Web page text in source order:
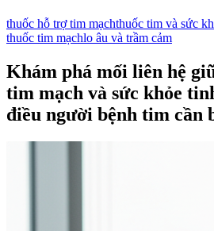
thuốc hỗ trợ tim mạchthuốc tim và sức
thuốc tim mạchlo âu và trầm cảm
Khám phá mối liên hệ
tim mạch và sức khỏe
điều người bệnh tim cần